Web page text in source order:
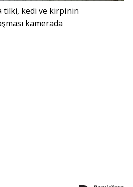
tilki, kedi ve kirpinin
kamerada